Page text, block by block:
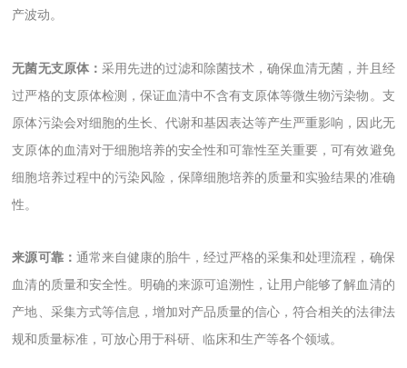
产波动。
无菌无支原体： 采用先进的过滤和除菌技术，确保血清无菌，并且经
过严格的支原体检测，保证血清中不含有支原体等微生物污染物。支
原体污染会对细胞的生长、代谢和基因表达等产生严重影响，因此无
支原体的血清对于细胞培养的安全性和可靠性至关重要，可有效避免
细胞培养过程中的污染风险，保障细胞培养的质量和实验结果的准确
性。
来源可靠： 通常来自健康的胎牛，经过严格的采集和处理流程，确保
血清的质量和安全性。明确的来源可追溯性，让用户能够了解血清的
产地、采集方式等信息，增加对产品质量的信心，符合相关的法律法
规和质量标准，可放心用于科研、临床和生产等各个领域。